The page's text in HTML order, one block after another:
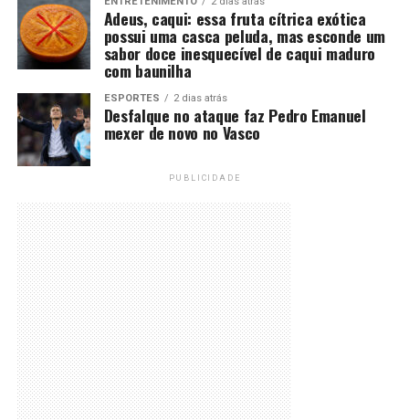
Adeus, caqui: essa fruta cítrica exótica
possui uma casca peluda, mas esconde um
sabor doce inesquecível de caqui maduro
com baunilha
ESPORTES 2 dias atrás
Desfalque no ataque faz Pedro Emanuel
mexer de novo no Vasco
PUBLICIDADE